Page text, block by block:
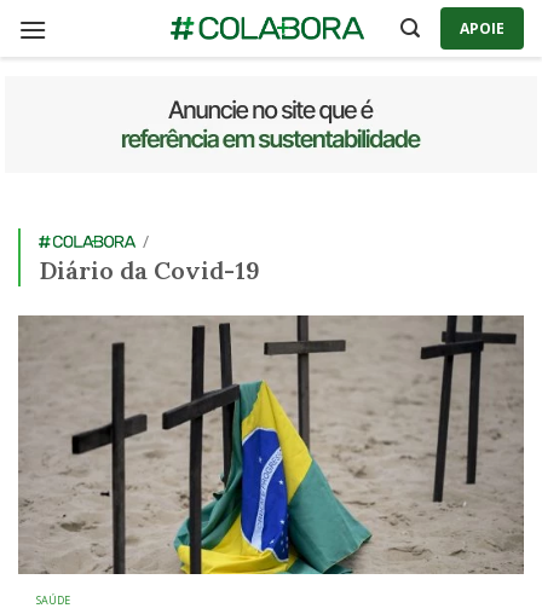
APOIE
/
Diário da Covid-19
SAÚDE